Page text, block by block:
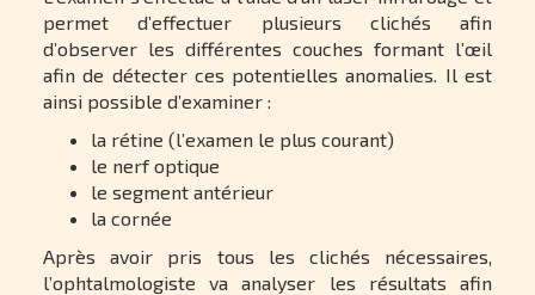
permet d’effectuer plusieurs clichés afin
d’observer les différentes couches formant l’œil
afin de détecter ces potentielles anomalies. Il est
ainsi possible d’examiner :
la rétine (l’examen le plus courant)
le nerf optique
le segment antérieur
la cornée
Après avoir pris tous les clichés nécessaires,
l’ophtalmologiste va analyser les résultats afin